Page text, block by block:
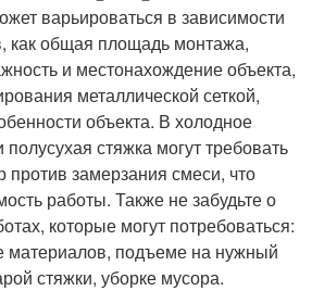
варьироваться в зависимости
как общая площадь монтажа,
и местонахождение объекта,
металлической сеткой,
объекта. В холодное
стяжка могут требовать
замерзания смеси, что
работы. Также не забудьте о
которые могут потребоваться:
материалов, подъеме на нужный
стяжки, уборке мусора.